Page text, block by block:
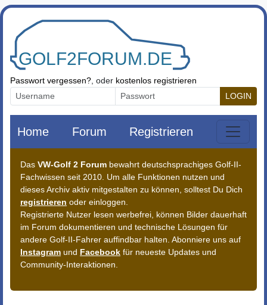
Zum Inhalt springen
Passwort vergessen? , oder kostenlos registrieren
LOGIN
Home Forum Registrieren
Das VW-Golf 2 Forum bewahrt deutschsprachiges Golf-II-
Fachwissen seit 2010. Um alle Funktionen nutzen und
dieses Archiv aktiv mitgestalten zu können, solltest Du Dich
registrieren oder einloggen.
Registrierte Nutzer lesen werbefrei, können Bilder dauerhaft
im Forum dokumentieren und technische Lösungen für
andere Golf-II-Fahrer auffindbar halten. Abonniere uns auf
Instagram und Facebook für neueste Updates und
Community-Interaktionen.